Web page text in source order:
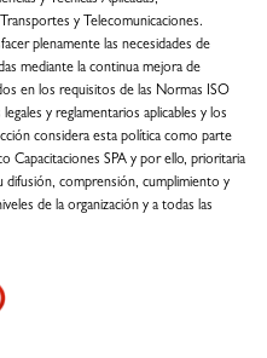
y Telecomunicaciones.
plenamente las necesidades de
mediante la continua mejora de
en los requisitos de las Normas ISO
y reglamentarios aplicables y los
considera esta política como parte
Capacitaciones SPA y por ello, prioritaria
difusión, comprensión, cumplimiento y
de la organización y a todas las